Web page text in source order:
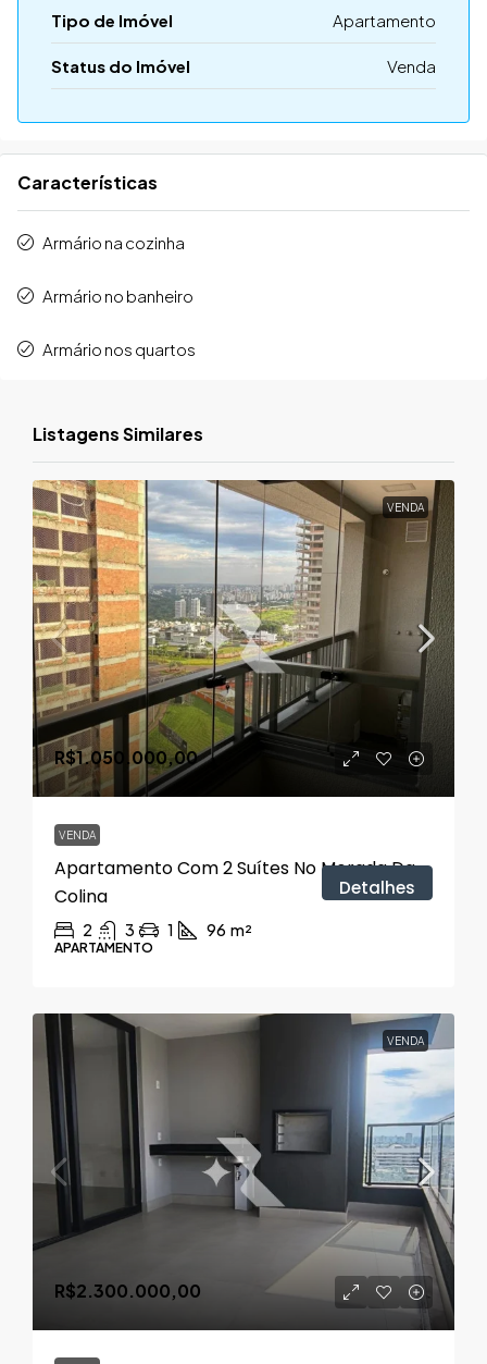
Tipo de Imóvel Apartamento
Status do Imóvel Venda
Características
Armário na cozinha
Armário no banheiro
Armário nos quartos
Listagens Similares
VENDA
R$1.050.000,00
VENDA
Apartamento Com 2 Suítes No Morada Da
Colina
2 3 1 96 m²
APARTAMENTO
Detalhes
VENDA
R$2.300.000,00